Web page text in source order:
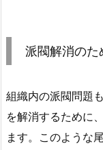
派閥解消のた
組織内の派閥問題
を解消するために
ます。このような